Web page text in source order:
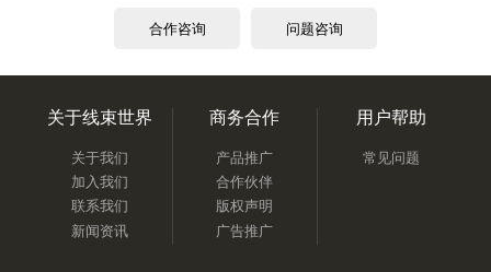
合作咨询 问题咨询
关于线束世界
关于我们
加入我们
联系我们
新闻资讯
商务合作
产品推广
合作伙伴
版权声明
广告推广
用户帮助
常见问题